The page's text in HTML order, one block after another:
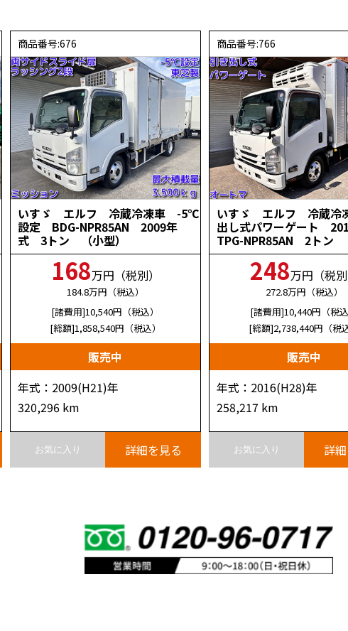
商品番号:676
いすゞ エルフ 冷蔵冷凍車 -5℃
設定 BDG-NPR85AN 2009年
式 3トン （小型）
168万円（税別）
184.8万円（税込）
[諸費用]10,540円（税込）
[総額]1,858,540円（税込）
販売中
年式：2009(H21)年
320,296 km
お気に入り 詳細を見る
商品番号:766
いすゞ エルフ 冷蔵冷
出し式パワーゲート
TPG-NPR85AN 2トン
248万円（税
272.8万円（税込）
[諸費用]10,440円（税
[総額]2,738,440円（税
販売中
年式：2016(H28)年
258,217 km
お気に入り 詳